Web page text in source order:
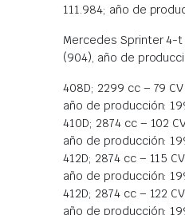
111.984; año de
Mercedes Sprinter 4-
(904), año de
408D; 2299 cc – 79
año de producción:
410D; 2874 cc – 102
año de producción:
412D; 2874 cc – 115
año de producción:
412D; 2874 cc – 122
año de producción: